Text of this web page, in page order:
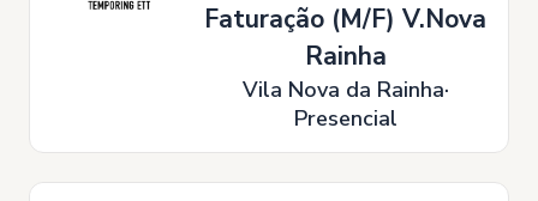
Faturação (M/F) V.Nova
Rainha
Vila Nova da Rainha
Presencial